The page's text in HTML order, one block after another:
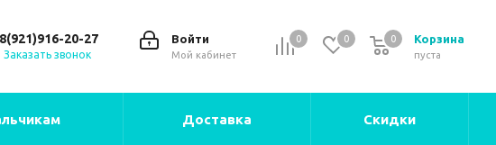
0 0 Корзина
0
пуста
0
Войти
Мой кабинет
8(921)916-20-27
Заказать звонок
Доставка Скидки